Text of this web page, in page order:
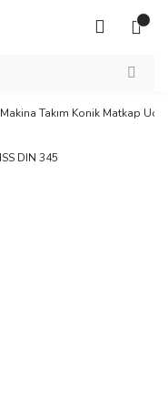
Makina Takım Konik Matkap